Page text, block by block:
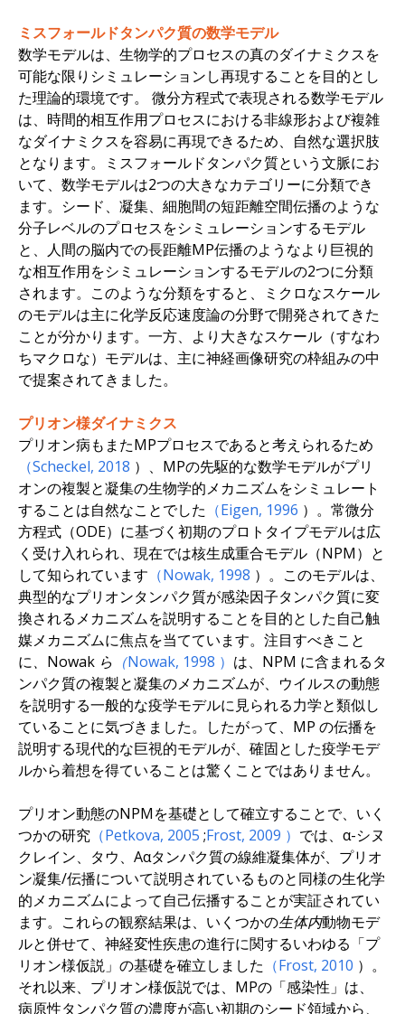
ミスフォールドタンパク質の数学モデル
数学モデルは、生物学的プロセスの真のダイナミクスを
可能な限りシミュレーションし再現することを目的とし
た理論的環境です。 微分方程式で表現される数学モデル
は、時間的相互作用プロセスにおける非線形および複雑
なダイナミクスを容易に再現できるため、自然な選択肢
となります。ミスフォールドタンパク質という文脈にお
いて、数学モデルは2つの大きなカテゴリーに分類でき
ます。シード、凝集、細胞間の短距離空間伝播のような
分子レベルのプロセスをシミュレーションするモデル
と、人間の脳内での長距離MP伝播のようなより巨視的
な相互作用をシミュレーションするモデルの2つに分類
されます。このような分類をすると、ミクロなスケール
のモデルは主に化学反応速度論の分野で開発されてきた
ことが分かります。一方、より大きなスケール（すなわ
ちマクロな）モデルは、主に神経画像研究の枠組みの中
で提案されてきました。
プリオン様ダイナミクス
プリオン病もまたMPプロセスであると考えられるため
（Scheckel, 2018 ）、MPの先駆的な数学モデルがプリ
オンの複製と凝集の生物学的メカニズムをシミュレート
することは自然なことでした （Eigen, 1996 ）。常微分
方程式（ODE）に基づく初期のプロトタイプモデルは広
く受け入れられ、現在では核生成重合モデル（NPM）と
して知られています （Nowak, 1998 ）。このモデルは、
典型的なプリオンタンパク質が感染因子タンパク質に変
換されるメカニズムを説明することを目的とした自己触
媒メカニズムに焦点を当てています。注目すべきこと
に、Nowak ら （Nowak, 1998 ） は、NPM に含まれるタ
ンパク質の複製と凝集のメカニズムが、ウイルスの動態
を説明する一般的な疫学モデルに見られる力学と類似し
ていることに気づきました。したがって、MP の伝播を
説明する現代的な巨視的モデルが、確固とした疫学モデ
ルから着想を得ていることは驚くことではありません。
プリオン動態のNPMを基礎として確立することで、いく
つかの研究 （Petkova, 2005 ;Frost, 2009 ） では、α-シヌ
クレイン、タウ、Aαタンパク質の線維凝集体が、プリオ
ン凝集/伝播について説明されているものと同様の生化学
的メカニズムによって自己伝播することが実証されてい
ます。これらの観察結果は、いくつかの生体内動物モデ
ルと併せて、神経変性疾患の進行に関するいわゆる「プ
リオン様仮説」の基礎を確立しました （Frost, 2010 ）。
それ以来、プリオン様仮説では、MPの「感染性」は、
病原性タンパク質の濃度が高い初期のシード領域から、